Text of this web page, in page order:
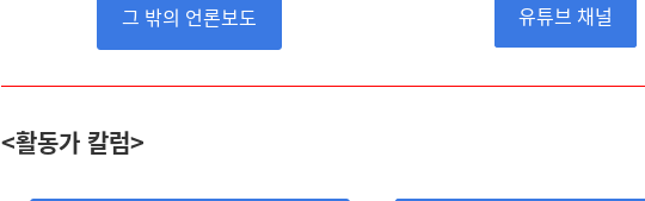
그 밖의 언론보도 유튜브 채널
<활동가 칼럼>